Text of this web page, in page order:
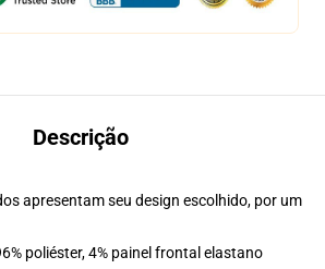
Descrição
apresentam seu design escolhido, por um
poliéster, 4% painel frontal elastano